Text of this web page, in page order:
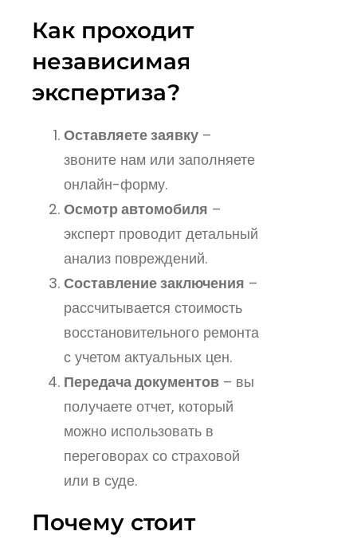
Как проходит
независимая
экспертиза?
Оставляете заявку –
звоните нам или заполняете
онлайн-форму.
Осмотр автомобиля –
эксперт проводит детальный
анализ повреждений.
Составление заключения –
рассчитывается стоимость
восстановительного ремонта
с учетом актуальных цен.
Передача документов – вы
получаете отчет, который
можно использовать в
переговорах со страховой
или в суде.
Почему стоит